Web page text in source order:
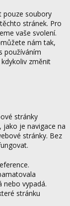
pouze soubory
stránek. Pro
vaše svolení.
nám tak,
používáním
změnit
stránky
je navigace na
stránky. Bez
nebo vypadá.
stránku